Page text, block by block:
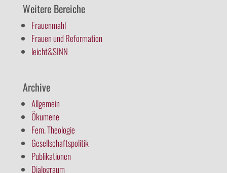
Weitere Bereiche
Frauenmahl
Frauen und Reformation
leicht&SINN
Archive
Allgemein
Ökumene
Fem. Theologie
Gesellschaftspolitik
Publikationen
Dialograum